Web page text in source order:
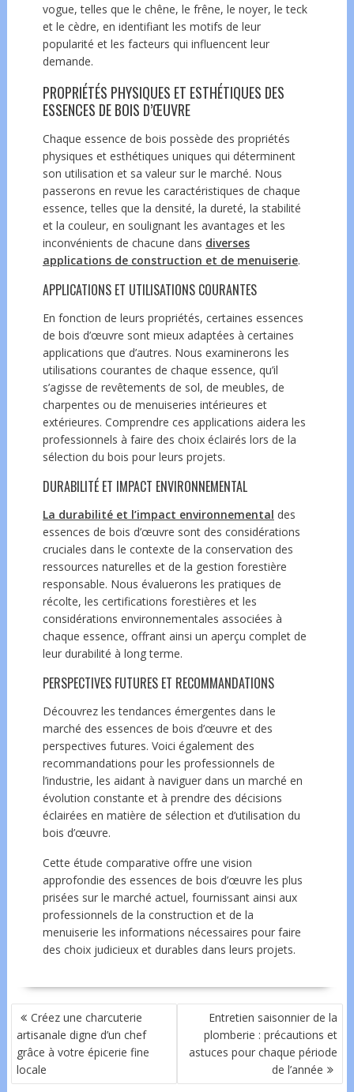
vogue, telles que le chêne, le frêne, le noyer, le teck
et le cèdre, en identifiant les motifs de leur
popularité et les facteurs qui influencent leur
demande.
PROPRIÉTÉS PHYSIQUES ET ESTHÉTIQUES DES
ESSENCES DE BOIS D’ŒUVRE
Chaque essence de bois possède des propriétés
physiques et esthétiques uniques qui déterminent
son utilisation et sa valeur sur le marché. Nous
passerons en revue les caractéristiques de chaque
essence, telles que la densité, la dureté, la stabilité
et la couleur, en soulignant les avantages et les
inconvénients de chacune dans diverses
applications de construction et de menuiserie.
APPLICATIONS ET UTILISATIONS COURANTES
En fonction de leurs propriétés, certaines essences
de bois d’œuvre sont mieux adaptées à certaines
applications que d’autres. Nous examinerons les
utilisations courantes de chaque essence, qu’il
s’agisse de revêtements de sol, de meubles, de
charpentes ou de menuiseries intérieures et
extérieures. Comprendre ces applications aidera les
professionnels à faire des choix éclairés lors de la
sélection du bois pour leurs projets.
DURABILITÉ ET IMPACT ENVIRONNEMENTAL
La durabilité et l’impact environnemental des
essences de bois d’œuvre sont des considérations
cruciales dans le contexte de la conservation des
ressources naturelles et de la gestion forestière
responsable. Nous évaluerons les pratiques de
récolte, les certifications forestières et les
considérations environnementales associées à
chaque essence, offrant ainsi un aperçu complet de
leur durabilité à long terme.
PERSPECTIVES FUTURES ET RECOMMANDATIONS
Découvrez les tendances émergentes dans le
marché des essences de bois d’œuvre et des
perspectives futures. Voici également des
recommandations pour les professionnels de
l’industrie, les aidant à naviguer dans un marché en
évolution constante et à prendre des décisions
éclairées en matière de sélection et d’utilisation du
bois d’œuvre.
Cette étude comparative offre une vision
approfondie des essences de bois d’œuvre les plus
prisées sur le marché actuel, fournissant ainsi aux
professionnels de la construction et de la
menuiserie les informations nécessaires pour faire
des choix judicieux et durables dans leurs projets.
NAVIGATION
DE
L’ARTICLE
Créez une charcuterie
artisanale digne d’un chef
grâce à votre épicerie fine
locale
Entretien saisonnier de la
plomberie : précautions et
astuces pour chaque période
de l’année